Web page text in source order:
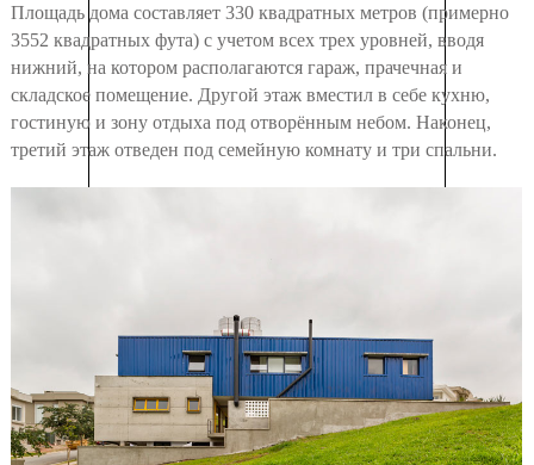
Площадь дома составляет 330 квадратных метров (примерно
3552 квадратных фута) с учетом всех трех уровней, вводя
нижний, на котором располагаются гараж, прачечная и
складское помещение. Другой этаж вместил в себе кухню,
гостиную и зону отдыха под отворённым небом. Наконец,
третий этаж отведен под семейную комнату и три спальни.